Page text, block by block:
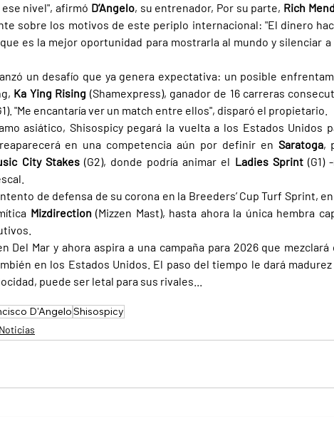
nivel", afirmó D’Angelo, su entrenador, Por su parte, Rich
sobre los motivos de este periplo internacional: "El dinero
es la mejor oportunidad para mostrarla al mundo y silenciar
un desafío que ya genera expectativa: un posible
Ka Ying Rising (Shamexpress), ganador de 16 carreras
"Me encantaría ver un match entre ellos", disparó el propietario.
asiático, Shisospicy pegará la vuelta a los Estados Unidos
en una competencia aún por definir en Saratoga
City Stakes (G2), donde podría animar el Ladies Sprint (G1)
de defensa de su corona en la Breeders’ Cup Turf Sprint,
Mizdirection (Mizzen Mast), hasta ahora la única hembra
Del Mar y ahora aspira a una campaña para 2026 que
en los Estados Unidos. El paso del tiempo le dará
puede ser letal para sus rivales...
D'AngeloShisospicy